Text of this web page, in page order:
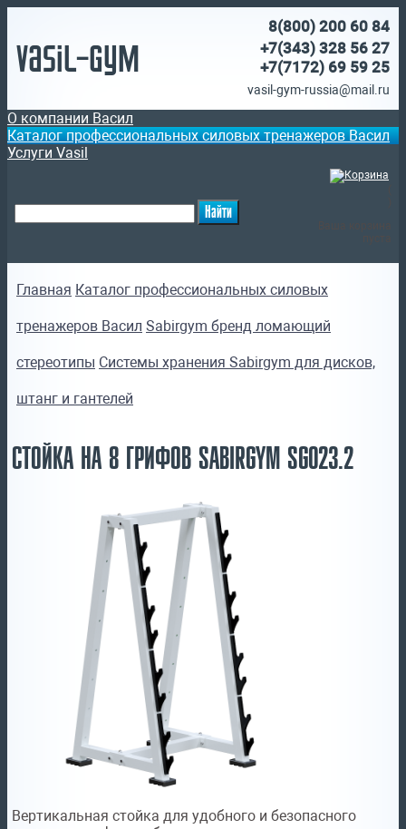
Vasil-Gym
8(800) 200 60 84
+7(343) 328 56 27
+7(7172) 69 59 25
vasil-gym-russia@mail.ru
О компании Васил
Каталог профессиональных силовых тренажеров Васил
Услуги Vasil
Главная Каталог профессиональных силовых
тренажеров Васил Sabirgym бренд ломающий
стереотипы Системы хранения Sabirgym для дисков,
штанг и гантелей
СТОЙКА НА 8 ГРИФОВ SABIRGYM SG023.2
Вертикальная стойка для удобного и безопасного